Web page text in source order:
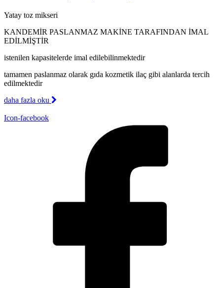
Yatay toz mikseri
KANDEMİR PASLANMAZ MAKİNE TARAFINDAN İMAL
EDİLMİŞTİR
istenilen kapasitelerde imal edilebilinmektedir
tamamen paslanmaz olarak gıda kozmetik ilaç gibi alanlarda tercih
edilmektedir
daha fazla oku
Icon-facebook